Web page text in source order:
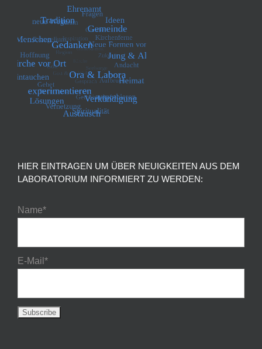
HIER EINTRAGEN UM ÜBER NEUIGKEITEN AUS DEM
LABORATORIUM INFORMIERT ZU WERDEN:
Name*
E-Mail*